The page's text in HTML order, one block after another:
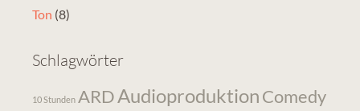
Ton (8)
Schlagwörter
10 Stunden ARDAudioproduktionComedy